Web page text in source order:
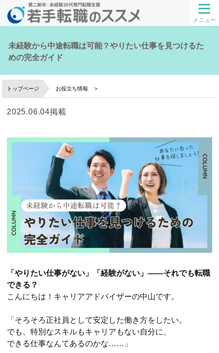
メニュー
未経験から中途転職は可能？やりたい仕事を見つけるた
めの完全ガイド
トップページ お役立ち情報
2025.06.04掲載
「やりたい仕事がない」「経験がない」——それでも転職
できる？
こんにちは！キャリアアドバイザーの中山です。
「そろそろ正社員として安定した働き方をしたい。
でも、特別なスキルもキャリアもない自分に、
できる仕事なんてあるのかな……」